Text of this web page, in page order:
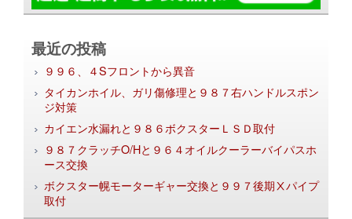
最近の投稿
９９６、４Sフロントから異音
タイカンホイル、ガリ傷修理と９８７右ハンドルスポン
ジ対策
カイエン水漏れと９８６ボクスターＬＳＤ取付
９８７クラッチO/Hと９６４オイルクーラーバイパスホ
ース交換
ボクスター幌モーターギャー交換と９９７後期Ⅹパイプ
取付